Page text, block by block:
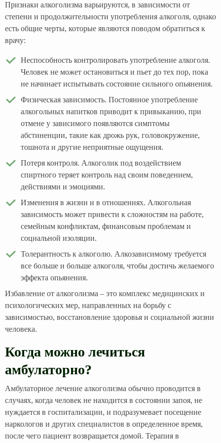
Признаки алкоголизма варьируются, в зависимости от
степени и продолжительности употребления алкоголя, однако
есть общие черты, которые являются поводом обратиться к
врачу:
Неспособность контролировать употребление алкоголя.
Человек не может остановиться и пьет до тех пор, пока
не начинает испытывать состояние сильного опьянения.
Физическая зависимость. Постоянное употребление
алкогольных напитков приводит к привыканию, при
отмене у зависимого появляются симптомы
абстиненции, такие как дрожь рук, головокружение,
тошнота и другие неприятные ощущения.
Потеря контроля. Алкоголик под воздействием
спиртного теряет контроль над своим поведением,
действиями и эмоциями.
Изменения в жизни и в отношениях. Алкогольная
зависимость может привести к сложностям на работе,
семейным конфликтам, финансовым проблемам и
социальной изоляции.
Толерантность к алкоголю. Алкозависимому требуется
все больше и больше алкоголя, чтобы достичь желаемого
эффекта опьянения.
Избавление от алкоголизма – это комплекс медицинских и
психологических мер, направленных на борьбу с
зависимостью, восстановление здоровья и социальной жизни
человека.
Когда можно лечиться
амбулаторно?
Амбулаторное лечение алкоголизма обычно проводится в
случаях, когда человек не находится в состоянии запоя, не
нуждается в госпитализации, и подразумевает посещение
наркологов и других специалистов в определенное время,
после чего пациент возвращается домой. Терапия в